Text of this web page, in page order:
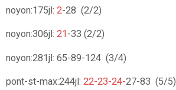
noyon:175jl: 2-28 (2/2)
noyon:306jl: 21 -33 (2/2)
noyon:281jl: 65-89-124 (3/4)
pont-st-max:244jl: 22-23-24-27-83 (5/5)